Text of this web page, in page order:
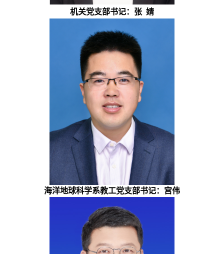
机关党支部书记：张 婧
海洋地球科学系教工党支部书记：宫伟